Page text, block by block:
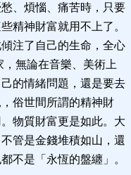
、煩惱、痛苦時，只要
精神財富就用不上了。
注了自己的生命，全心
無論在音樂、美術上
的情緒問題，還是要去
俗世間所謂的精神財
物質財富更是如此。大
管是金錢堆積如山，還
不是「永恆的盤纏」。